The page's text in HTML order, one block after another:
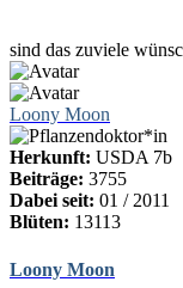
sind das zuviele
Loony Moon
Herkunft: USDA 7b
Beiträge: 3755
Dabei seit: 01 / 2011
Blüten: 13113
Loony Moon